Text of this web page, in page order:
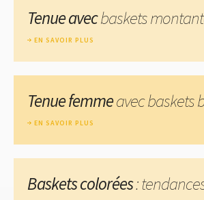
Tenue avecbaskets
EN SAVOIR PLUS
Tenue femmeavec baskets
EN SAVOIR PLUS
Baskets colorées: